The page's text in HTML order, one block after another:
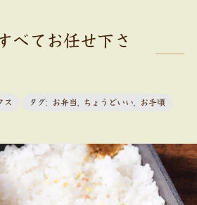
べてお任せ下さ
ス タグ: お弁当 ちょうどいい お手頃